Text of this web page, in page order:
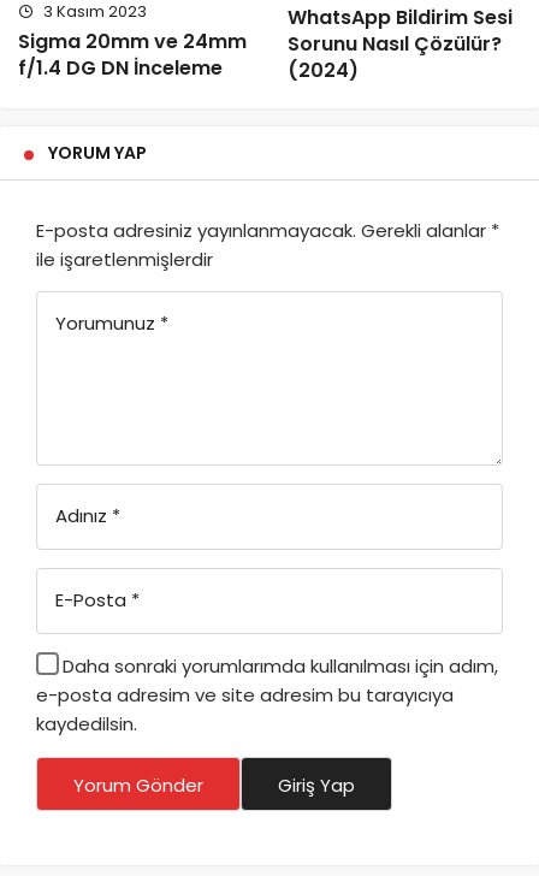
3 Kasım 2023
Sigma 20mm ve 24mm
f/1.4 DG DN İnceleme
WhatsApp Bildirim Sesi
Sorunu Nasıl Çözülür?
(2024)
YORUM YAP
E-posta adresiniz yayınlanmayacak. Gerekli alanlar *
ile işaretlenmişlerdir
Yorumunuz *
Adınız *
E-Posta *
Daha sonraki yorumlarımda kullanılması için adım,
e-posta adresim ve site adresim bu tarayıcıya
kaydedilsin.
Yorum Gönder Giriş Yap